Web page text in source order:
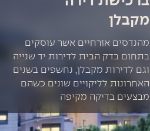
מקבלן
מהנדסים אזרחיים אשר עוסקים
בתחום בדק הבית לדירות יד שנייה
וגם לדירות מקבלן, נחשפים בשנים
האחרונות לליקויים שונים כשהם
מבצעים בדיקה מקיפה